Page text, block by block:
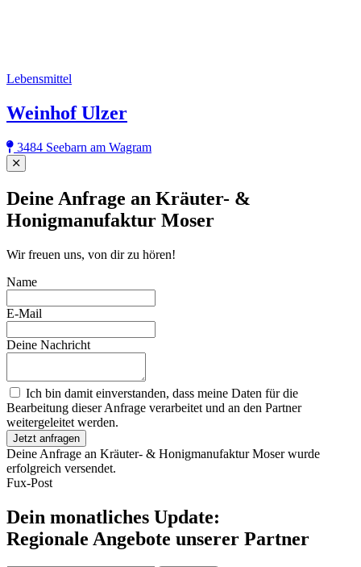
Lebensmittel
Weinhof Ulzer
3484 Seebarn am Wagram
Close
Deine Anfrage an Kräuter- &
Honigmanufaktur Moser
Wir freuen uns, von dir zu hören!
Name
E-Mail
Deine Nachricht
Ich bin damit einverstanden, dass meine Daten für die
Bearbeitung dieser Anfrage verarbeitet und an den Partner
weitergeleitet werden.
Jetzt anfragen
Deine Anfrage an Kräuter- & Honigmanufaktur Moser wurde
erfolgreich versendet.
Fux-Post
Dein monatliches Update:
Regionale Angebote unserer Partner